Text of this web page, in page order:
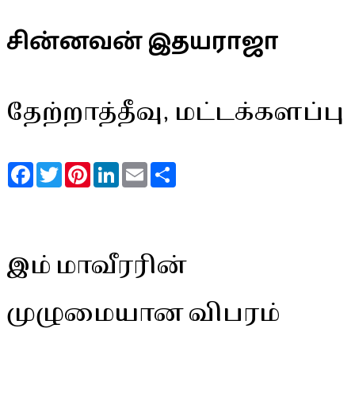
சின்னவன் இதயராஜா
தேற்றாத்தீவு, மட்டக்களப்பு
FacebookTwitterPinterestLinkedInEmail
இம் மாவீரரின்
முழுமையான விபரம்